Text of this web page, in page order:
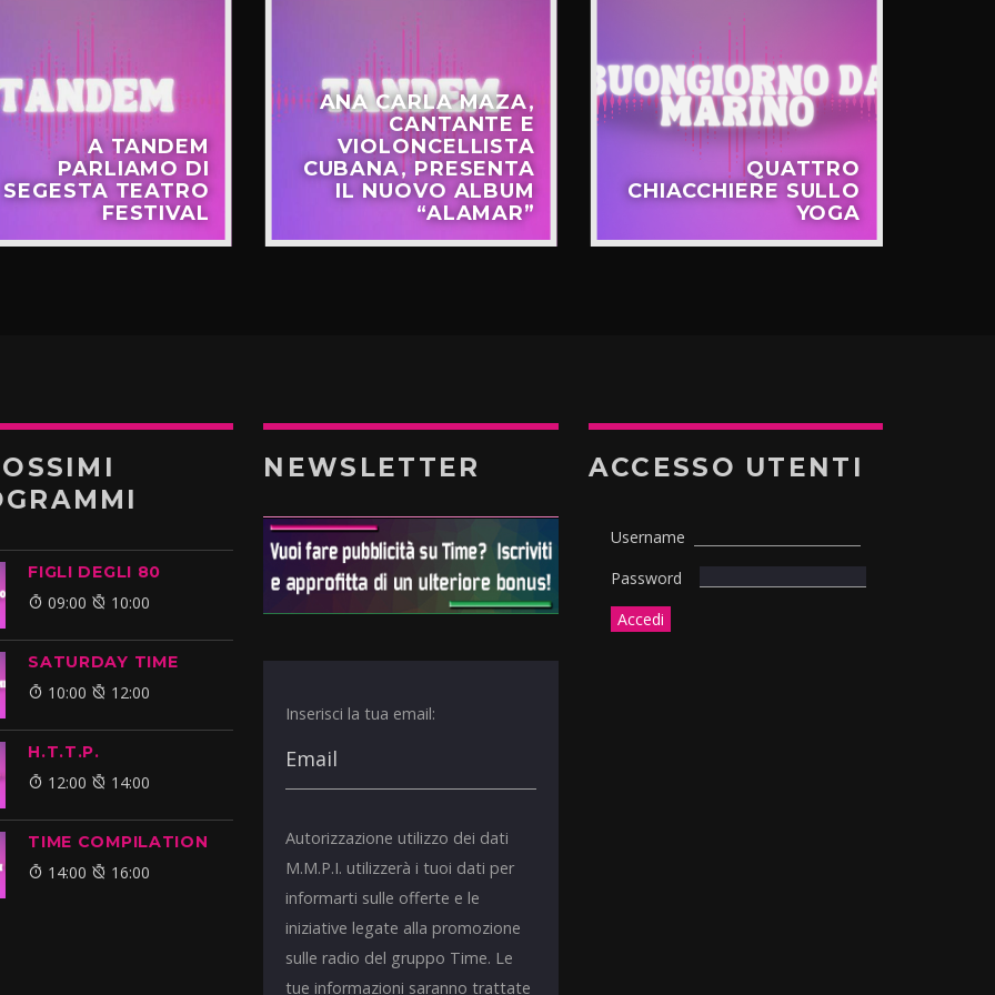
A TANDEM
PARLIAMO DI
SEGESTA TEATRO
FESTIVAL
ANA CARLA MAZA,
CANTANTE E
VIOLONCELLISTA
CUBANA, PRESENTA
IL NUOVO ALBUM
“ALAMAR”
QUATTRO
CHIACCHIERE SULLO
YOGA
FIGLI DEGLI 80
09:00 10:00
SATURDAY TIME
10:00 12:00
H.T.T.P.
12:00 14:00
TIME COMPILATION
14:00 16:00
NEWSLETTER
Inserisci la tua email:
Autorizzazione utilizzo dei dati
M.M.P.I. utilizzerà i tuoi dati per
informarti sulle offerte e le
iniziative legate alla promozione
sulle radio del gruppo Time. Le
tue informazioni saranno trattate
ACCESSO UTENTI
Username
Password